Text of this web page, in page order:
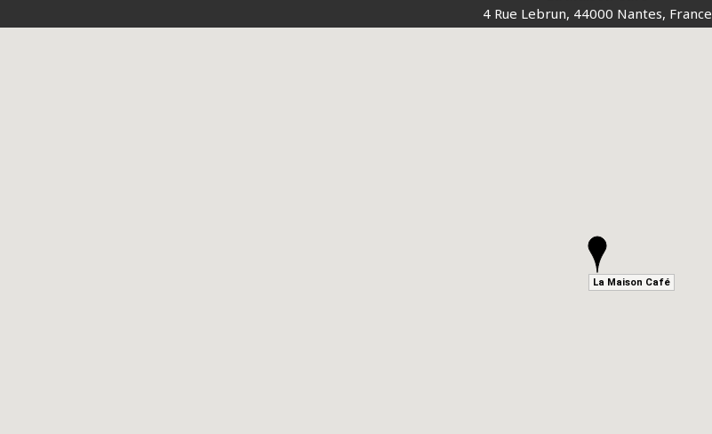
4 Rue Lebrun, 44000 Nantes, France
La Maison Café